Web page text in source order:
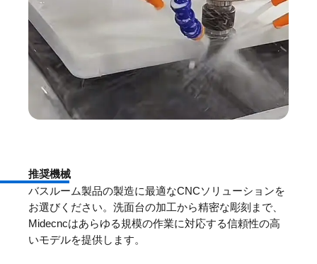
推奨機械
バスルーム製品の製造に最適なCNCソリューションを
お選びください。洗面台の加工から精密な彫刻まで、
Midecncはあらゆる規模の作業に対応する信頼性の高
いモデルを提供します。